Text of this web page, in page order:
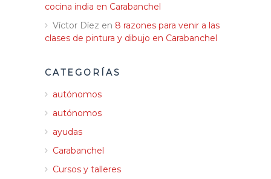
cocina india en Carabanchel
Víctor Díez en 8 razones para venir a las
clases de pintura y dibujo en Carabanchel
CATEGORÍAS
autónomos
autónomos
ayudas
Carabanchel
Cursos y talleres